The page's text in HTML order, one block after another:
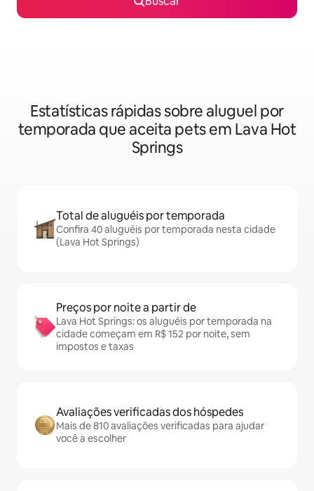
Estatísticas rápidas sobre aluguel por
temporada que aceita pets em Lava Hot
Springs
Total de aluguéis por temporada
Confira 40 aluguéis por temporada nesta cidade
(Lava Hot Springs)
Preços por noite a partir de
Lava Hot Springs: os aluguéis por temporada na
cidade começam em R$ 152 por noite, sem
impostos e taxas
Avaliações verificadas dos hóspedes
Mais de 810 avaliações verificadas para ajudar
você a escolher